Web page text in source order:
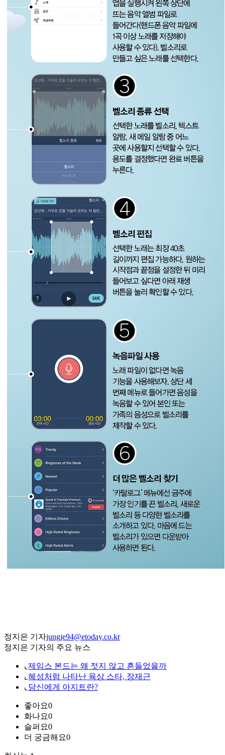
정지은 기자jungje94@etoday.co.kr
정지은 기자의 주요 뉴스
⌞ 제임스 본드는 왜 젓지 않고 흔들었을까
⌞ 혜성처럼 나타난 육상 스타, 장재근
⌞ 당신에게 아지트란?
좋아요0
화나요0
슬퍼요0
더 궁금해요0